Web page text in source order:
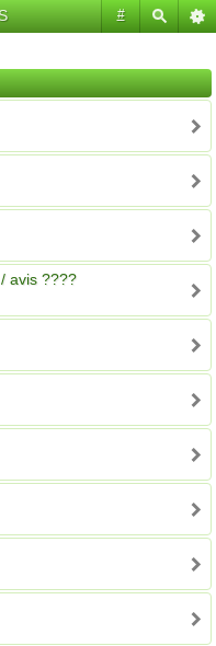
#
avis ????